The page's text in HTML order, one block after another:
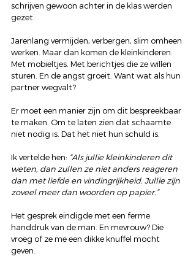
schrijven gewoon achter in de klas werden
gezet.
Jarenlang vermijden, verbergen, slim omheen
werken. Maar dan komen de kleinkinderen.
Met mobieltjes. Met berichtjes die ze willen
sturen. En de angst groeit. Want wat als hun
partner wegvalt?
Er moet een manier zijn om dit bespreekbaar
te maken. Om te laten zien dat schaamte
niet nodig is. Dat het niet hun schuld is.
Ik vertelde hen: “Als jullie kleinkinderen dit
weten, dan zullen ze niet anders reageren
dan met liefde en vindingrijkheid. Jullie zijn
zoveel meer dan woorden op papier.”
Het gesprek eindigde met een ferme
handdruk van de man. En mevrouw? Die
vroeg of ze me een dikke knuffel mocht
geven.